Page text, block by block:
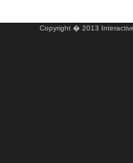
Copyright � 2013